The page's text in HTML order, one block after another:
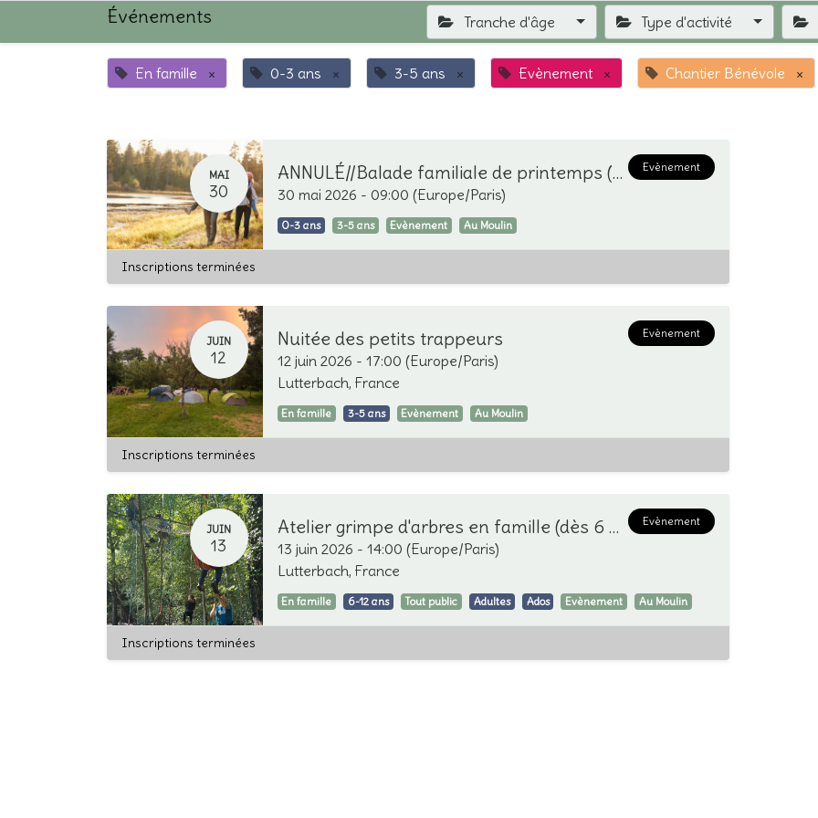
Événements Tranche d'âge Type d'activité
En famille × 0-3 ans × 3-5 ans × Evènement × Chantier Bénévole ×
MAI
30
Evènement
ANNULÉ//Balade familiale de printemps (0-6 ans)
30 mai 2026 - 09:00 (Europe/Paris)
0-3 ans 3-5 ans Evènement Au Moulin
Inscriptions terminées
JUIN
12
Evènement
Nuitée des petits trappeurs
12 juin 2026 - 17:00 (Europe/Paris)
Lutterbach, France
En famille 3-5 ans Evènement Au Moulin
Inscriptions terminées
JUIN
13
Evènement
Atelier grimpe d'arbres en famille (dès 6 ans)
13 juin 2026 - 14:00 (Europe/Paris)
Lutterbach, France
En famille 6-12 ans Tout public Adultes Ados Evènement Au Moulin
Inscriptions terminées